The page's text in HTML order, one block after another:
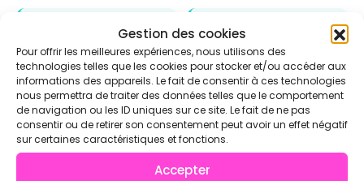
Gestion des cookies
Pour offrir les meilleures expériences, nous utilisons des
technologies telles que les cookies pour stocker et/ou accéder aux
informations des appareils. Le fait de consentir à ces technologies
nous permettra de traiter des données telles que le comportement
de navigation ou les ID uniques sur ce site. Le fait de ne pas
consentir ou de retirer son consentement peut avoir un effet négatif
sur certaines caractéristiques et fonctions.
Accepter
CrossFit First Time
à ~49 km
CrossFit CPX
à ~54 km
Voir l'annuaire complet sur CrossFit.com →